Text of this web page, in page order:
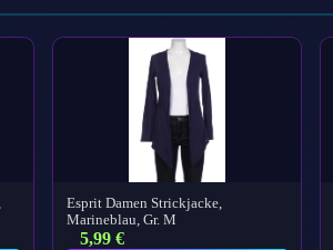
Esprit Damen Strickjacke,
Marineblau, Gr. M
5,99 €